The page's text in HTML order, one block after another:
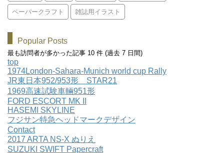
ペーパークラフト 雑誌用イラスト
Popular Posts
最も訪問者が多かった記事 10 件 (過去 7 日間)
top
1974London-Sahara-Munich world cup Rally
JR東日本952/953形 STAR21
1969高速試験車輛951形
FORD ESCORT MK II
HASEMI SKYLINE
フジサン特急ヘッドマークデザイン
Contact
2017 ARTA NS-X ぬりえ
SUZUKI SWIFT Papercraft